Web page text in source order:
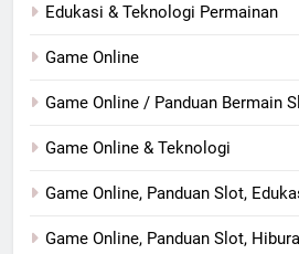
Edukasi & Teknologi Permainan
Game Online
Game Online / Panduan Bermain
Game Online & Teknologi
Game Online, Panduan Slot,
Game Online, Panduan Slot,